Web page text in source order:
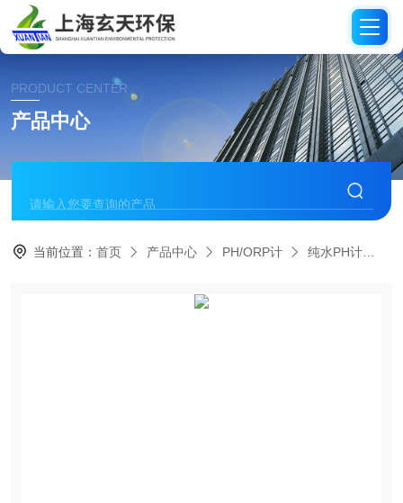
PRODUCT CENTER
产品中心
当前位置：首页 产品中心 PH/ORP计 纯水PH计